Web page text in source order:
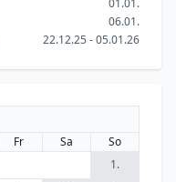
01.01.
06.01.
22.12.25 - 05.01.26
Fr Sa
So
1.